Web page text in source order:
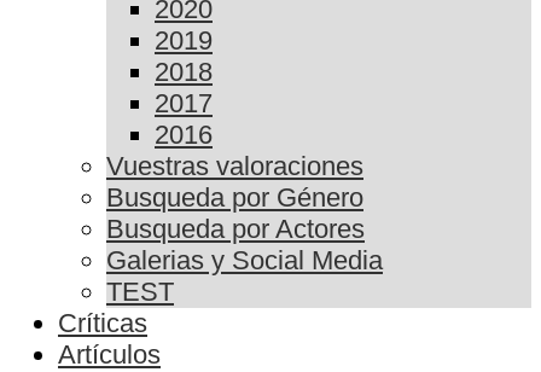
2020
2019
2018
2017
2016
Vuestras valoraciones
Busqueda por Género
Busqueda por Actores
Galerias y Social Media
TEST
Críticas
Artículos